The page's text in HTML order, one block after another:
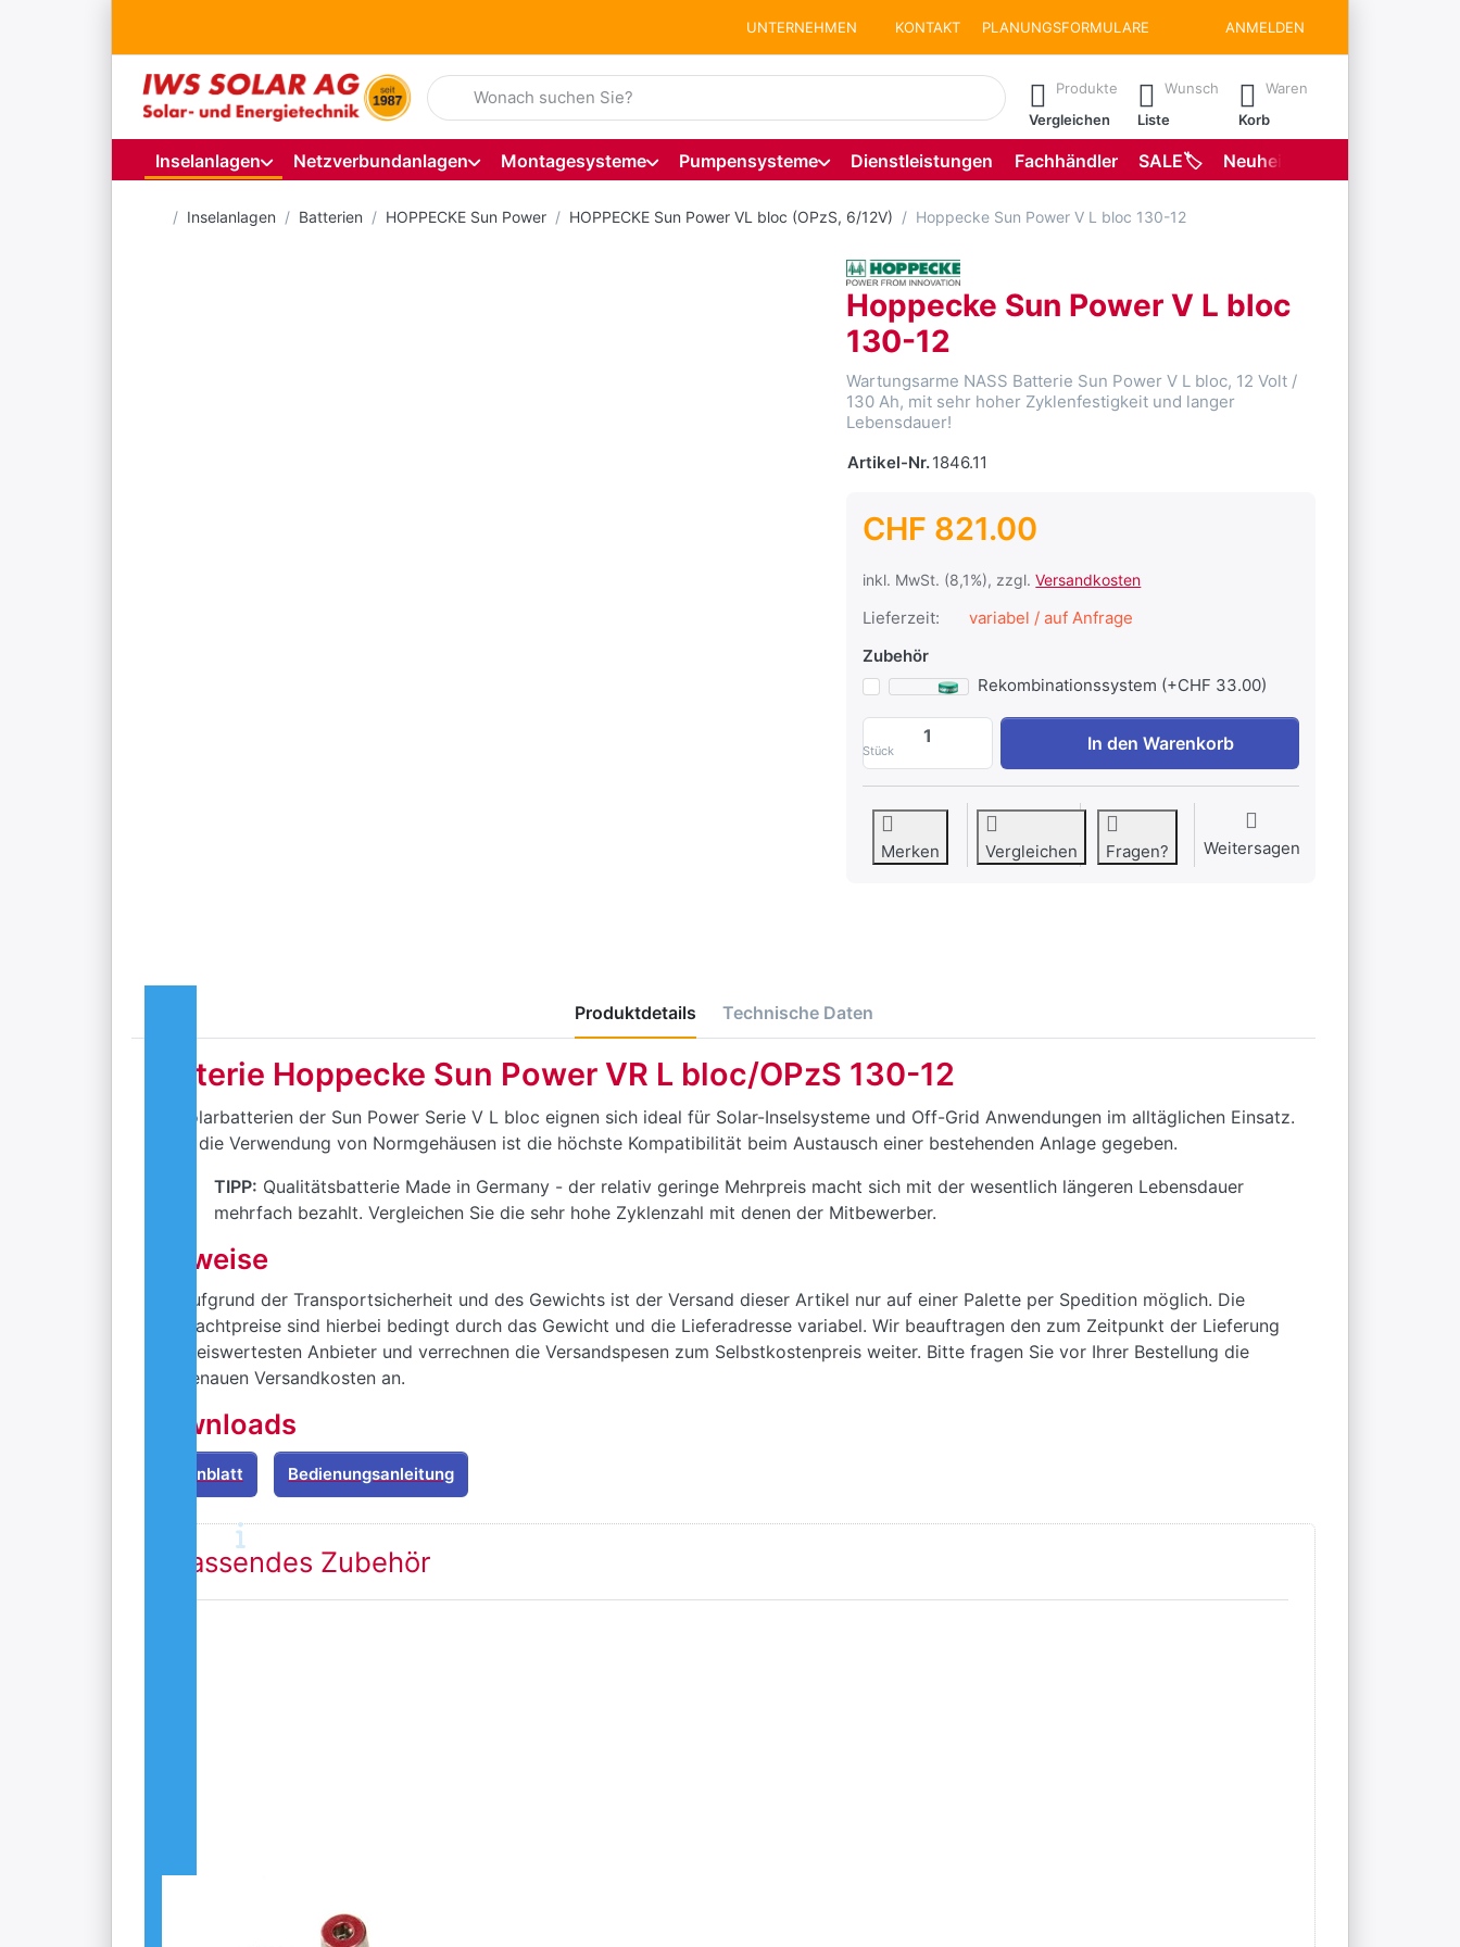
UNTERNEHMEN KONTAKT PLANUNGSFORMULARE ANMELDEN
Geben Sie einen Suchbegriff ein. Während Sie tippen, erscheinen automatisch erste Ergebnisse. Drücken Sie die Eingabetaste, um
Produkte
Vergleichen
Wunsch
Liste
Waren
Korb
Inselanlagen Netzverbundanlagen Montagesysteme Pumpensysteme Dienstleistungen Fachhändler SALE🏷️ Neuheiten
Startseite
Inselanlagen Batterien HOPPECKE Sun Power HOPPECKE Sun Power VL bloc (OPzS, 6/12V) Hoppecke Sun Power V L bloc 130-12
Hoppecke Sun Power V L bloc
130-12
Wartungsarme NASS Batterie Sun Power V L bloc, 12 Volt /
130 Ah, mit sehr hoher Zyklenfestigkeit und langer
Lebensdauer!
Artikel-Nr.1846.11
CHF 821.00
inkl. MwSt. (8,1%), zzgl.Versandkosten
Lieferzeit:
variabel / auf Anfrage
Zubehör
Rekombinationssystem (+CHF 33.00)
Stück
Hoppecke Sun Power V L bloc 130-12 zu CHF 821.00,
In den Warenkorb
Merken Vergleichen Fragen? Weitersagen
Produktdetails Technische Daten
Batterie Hoppecke Sun Power VR L bloc/OPzS 130-12
Die Solarbatterien der Sun Power Serie V L bloc eignen sich ideal für Solar-Inselsysteme und Off-Grid Anwendungen im alltäglichen Einsatz.
Durch die Verwendung von Normgehäusen ist die höchste Kompatibilität beim Austausch einer bestehenden Anlage gegeben.
TIPP: Qualitätsbatterie Made in Germany - der relativ geringe Mehrpreis macht sich mit der wesentlich längeren Lebensdauer
mehrfach bezahlt. Vergleichen Sie die sehr hohe Zyklenzahl mit denen der Mitbewerber.
Hinweise
Aufgrund der Transportsicherheit und des Gewichts ist der Versand dieser Artikel nur auf einer Palette per Spedition möglich. Die
Frachtpreise sind hierbei bedingt durch das Gewicht und die Lieferadresse variabel. Wir beauftragen den zum Zeitpunkt der Lieferung
preiswertesten Anbieter und verrechnen die Versandspesen zum Selbstkostenpreis weiter. Bitte fragen Sie vor Ihrer Bestellung die
genauen Versandkosten an.
Downloads
Datenblatt Bedienungsanleitung
Passendes Zubehör
Adapter Set +/-